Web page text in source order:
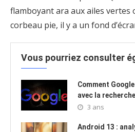
flamboyant ara aux ailes vertes
corbeau pie, il y a un fond
Vous pourriez consulter
Comment
avec la
3 ans
Android 13 :